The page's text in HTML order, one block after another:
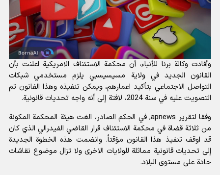
وأفادتوكالة برنا للأنباء، أن محكمة الاستئناف الامريكية اعلنت بأن
القانون الجديد في ولاية مسيسيسبي يلزم مستخدمي شبكات
التواصل الاجتماعي بتأكيد اعمارهم، ويمكن تنفيذه وهذا الفانون تم
التصويت عليه في سنة 2024، لافتة إلى أنه واجه تحديات قانونية.
وفقا لتقرير apnews, في الحكم الصادر، الغت هيئة المحكمة المكونة
من ثلاثة قضاة في محكمة الاستئناف قرار القاضي الفيدرالي الذي كان
قد اوقف تنفيذ هذا القانون مؤقتاً. وانضمت هذه الخطوة الجديدة
إلى تحديات قانونية مماثلة للولايات الاخرى ولا تزال موضوع نقاشات
حادة على مستوى البلاد.